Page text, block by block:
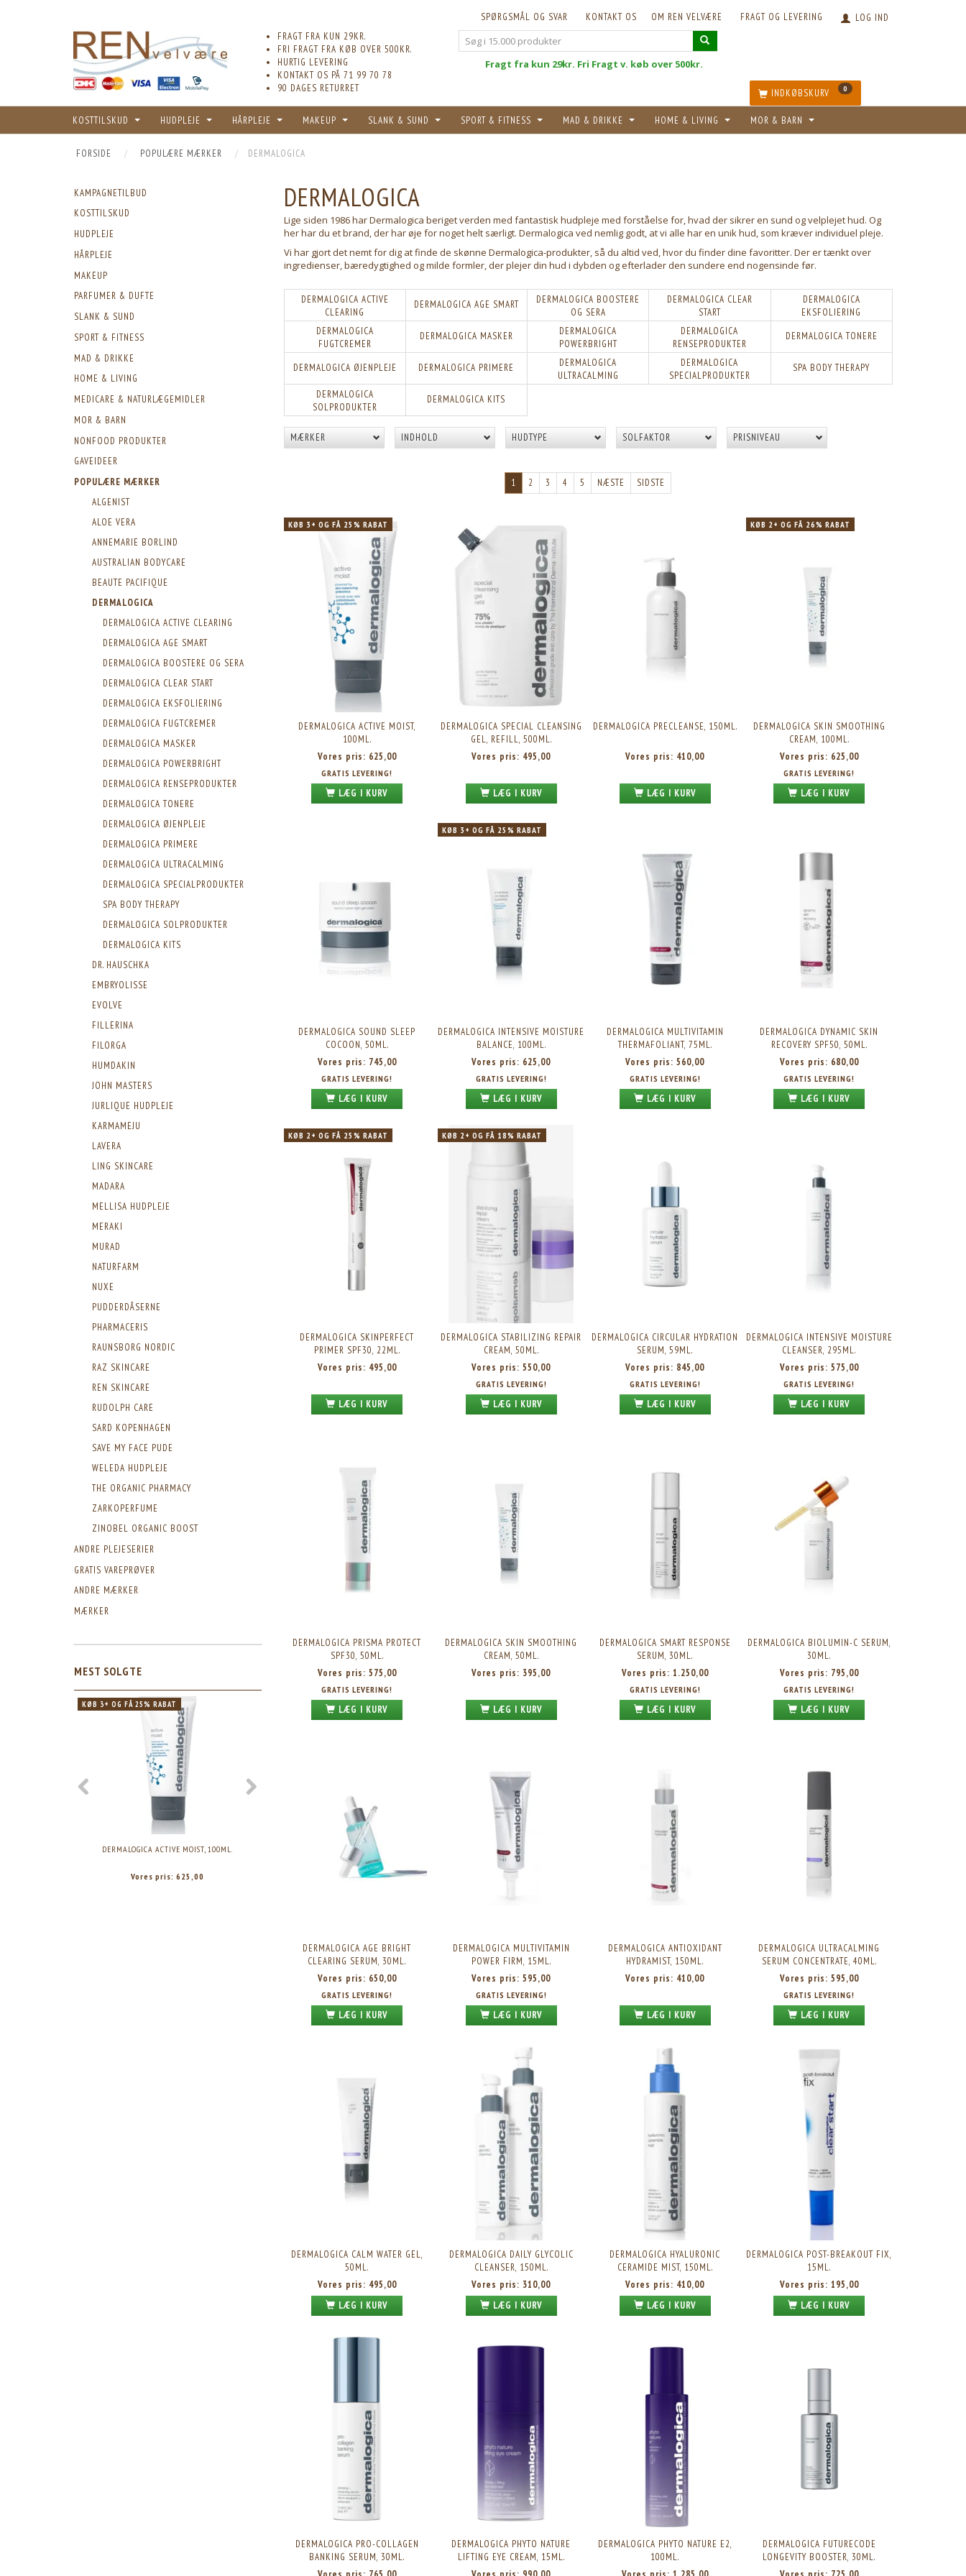
LOG IND
FRAGT OG LEVERING
OM REN VELVÆRE
KONTAKT OS
SPØRGSMÅL OG SVAR
FRAGT FRA KUN 29KR.
FRI FRAGT FRA KØB OVER 500KR.
HURTIG LEVERING
KONTAKT OS PÅ 71 99 70 78
90 DAGES RETURRET
Fragt fra kun 29kr. Fri Fragt v. køb over 500kr.
INDKØBSKURV 0
KOSTTILSKUD HUDPLEJE HÅRPLEJE MAKEUP SLANK & SUND SPORT & FITNESS MAD & DRIKKE HOME & LIVING MOR & BARN
FORSIDE POPULÆRE MÆRKER DERMALOGICA
KAMPAGNETILBUD
KOSTTILSKUD
HUDPLEJE
HÅRPLEJE
MAKEUP
PARFUMER & DUFTE
SLANK & SUND
SPORT & FITNESS
MAD & DRIKKE
HOME & LIVING
MEDICARE & NATURLÆGEMIDLER
MOR & BARN
NONFOOD PRODUKTER
GAVEIDEER
POPULÆRE MÆRKER
ALGENIST
ALOE VERA
ANNEMARIE BORLIND
AUSTRALIAN BODYCARE
BEAUTE PACIFIQUE
DERMALOGICA
DERMALOGICA ACTIVE CLEARING
DERMALOGICA AGE SMART
DERMALOGICA BOOSTERE OG SERA
DERMALOGICA CLEAR START
DERMALOGICA EKSFOLIERING
DERMALOGICA FUGTCREMER
DERMALOGICA MASKER
DERMALOGICA POWERBRIGHT
DERMALOGICA RENSEPRODUKTER
DERMALOGICA TONERE
DERMALOGICA ØJENPLEJE
DERMALOGICA PRIMERE
DERMALOGICA ULTRACALMING
DERMALOGICA SPECIALPRODUKTER
SPA BODY THERAPY
DERMALOGICA SOLPRODUKTER
DERMALOGICA KITS
DR. HAUSCHKA
EMBRYOLISSE
EVOLVE
FILLERINA
FILORGA
HUMDAKIN
JOHN MASTERS
JURLIQUE HUDPLEJE
KARMAMEJU
LAVERA
LING SKINCARE
MADARA
MELLISA HUDPLEJE
MERAKI
MURAD
NATURFARM
NUXE
PUDDERDÅSERNE
PHARMACERIS
RAUNSBORG NORDIC
RAZ SKINCARE
REN SKINCARE
RUDOLPH CARE
SARD KOPENHAGEN
SAVE MY FACE PUDE
WELEDA HUDPLEJE
THE ORGANIC PHARMACY
ZARKOPERFUME
ZINOBEL ORGANIC BOOST
ANDRE PLEJESERIER
GRATIS VAREPRØVER
ANDRE MÆRKER
MÆRKER
MEST SOLGTE
KØB 3+ OG FÅ 25% RABAT
DERMALOGICA ACTIVE MOIST, 100ML.
Vores pris:625,00
DERMALOGICA SPECIAL CLEANSING GEL, REFILL,
500ML.
Vores pris:495,00
DERMALOGICA PRECLEANSE, 150ML.
Vores pris:
KØB 2+ OG FÅ 26% RABAT
DERMALOGICA SKIN SMOOTHING CREAM, 100ML.
DERMALOGICA
Lige siden 1986 har Dermalogica beriget verden med fantastisk hudpleje med forståelse for, hvad der sikrer en sund og velplejet hud. Og
her har du et brand, der har øje for noget helt særligt. Dermalogica ved nemlig godt, at vi alle har en unik hud, som kræver individuel pleje.
Vi har gjort det nemt for dig at finde de skønne Dermalogica-produkter, så du altid ved, hvor du finder dine favoritter. Der er tænkt over
ingredienser, bæredygtighed og milde formler, der plejer din hud i dybden og efterlader den sundere end nogensinde før.
DERMALOGICA ACTIVE
CLEARING
DERMALOGICA AGE SMART
DERMALOGICA BOOSTERE
OG SERA
DERMALOGICA CLEAR
START
DERMALOGICA
EKSFOLIERING
DERMALOGICA
FUGTCREMER
DERMALOGICA MASKER
DERMALOGICA
POWERBRIGHT
DERMALOGICA
RENSEPRODUKTER
DERMALOGICA TONERE
DERMALOGICA ØJENPLEJE DERMALOGICA PRIMERE
DERMALOGICA
ULTRACALMING
DERMALOGICA
SPECIALPRODUKTER
SPA BODY THERAPY
DERMALOGICA
SOLPRODUKTER
DERMALOGICA KITS
MÆRKER INDHOLD HUDTYPE SOLFAKTOR PRISNIVEAU
1 2 3 4 5 NÆSTE SIDSTE
KØB 3+ OG FÅ 25% RABAT
DERMALOGICA ACTIVE MOIST,
100ML.
Vores pris: 625,00
GRATIS LEVERING!
LÆG I KURV
DERMALOGICA SPECIAL CLEANSING
GEL, REFILL, 500ML.
Vores pris: 495,00
LÆG I KURV
DERMALOGICA PRECLEANSE, 150ML.
Vores pris: 410,00
LÆG I KURV
KØB 2+ OG FÅ 26% RABAT
DERMALOGICA SKIN SMOOTHING
CREAM, 100ML.
Vores pris: 625,00
GRATIS LEVERING!
LÆG I KURV
DERMALOGICA SOUND SLEEP
COCOON, 50ML.
Vores pris: 745,00
GRATIS LEVERING!
LÆG I KURV
KØB 3+ OG FÅ 25% RABAT
DERMALOGICA INTENSIVE MOISTURE
BALANCE, 100ML.
Vores pris: 625,00
GRATIS LEVERING!
LÆG I KURV
DERMALOGICA MULTIVITAMIN
THERMAFOLIANT, 75ML.
Vores pris:560,00
GRATIS LEVERING!
LÆG I KURV
DERMALOGICA DYNAMIC SKIN
RECOVERY SPF50, 50ML.
Vores pris: 680,00
GRATIS LEVERING!
LÆG I KURV
KØB 2+ OG FÅ 25% RABAT
DERMALOGICA SKINPERFECT
PRIMER SPF30, 22ML.
Vores pris: 495,00
LÆG I KURV
KØB 2+ OG FÅ 18% RABAT
DERMALOGICA STABILIZING REPAIR
CREAM, 50ML.
Vores pris:550,00
GRATIS LEVERING!
LÆG I KURV
DERMALOGICA CIRCULAR HYDRATION
SERUM, 59ML.
Vores pris: 845,00
GRATIS LEVERING!
LÆG I KURV
DERMALOGICA INTENSIVE MOISTURE
CLEANSER, 295ML.
Vores pris: 575,00
GRATIS LEVERING!
LÆG I KURV
DERMALOGICA PRISMA PROTECT
SPF30, 50ML.
Vores pris: 575,00
GRATIS LEVERING!
LÆG I KURV
DERMALOGICA SKIN SMOOTHING
CREAM, 50ML.
Vores pris: 395,00
LÆG I KURV
DERMALOGICA SMART RESPONSE
SERUM, 30ML.
Vores pris: 1.250,00
GRATIS LEVERING!
LÆG I KURV
DERMALOGICA BIOLUMIN-C SERUM,
30ML.
Vores pris: 795,00
GRATIS LEVERING!
LÆG I KURV
DERMALOGICA AGE BRIGHT
CLEARING SERUM, 30ML.
Vores pris: 650,00
GRATIS LEVERING!
LÆG I KURV
DERMALOGICA MULTIVITAMIN
POWER FIRM, 15ML.
Vores pris:595,00
GRATIS LEVERING!
LÆG I KURV
DERMALOGICA ANTIOXIDANT
HYDRAMIST, 150ML.
Vores pris: 410,00
LÆG I KURV
DERMALOGICA ULTRACALMING
SERUM CONCENTRATE, 40ML.
Vores pris: 595,00
GRATIS LEVERING!
LÆG I KURV
DERMALOGICA CALM WATER GEL,
50ML.
Vores pris: 495,00
LÆG I KURV
DERMALOGICA DAILY GLYCOLIC
CLEANSER, 150ML.
Vores pris: 310,00
LÆG I KURV
DERMALOGICA HYALURONIC
CERAMIDE MIST, 150ML.
Vores pris: 410,00
LÆG I KURV
DERMALOGICA POST-BREAKOUT FIX,
15ML.
Vores pris: 195,00
LÆG I KURV
DERMALOGICA PRO-COLLAGEN
BANKING SERUM, 30ML.
DERMALOGICA PHYTO NATURE
LIFTING EYE CREAM, 15ML.
DERMALOGICA PHYTO NATURE E2,
100ML.
DERMALOGICA FUTURECODE
LONGEVITY BOOSTER, 30ML.